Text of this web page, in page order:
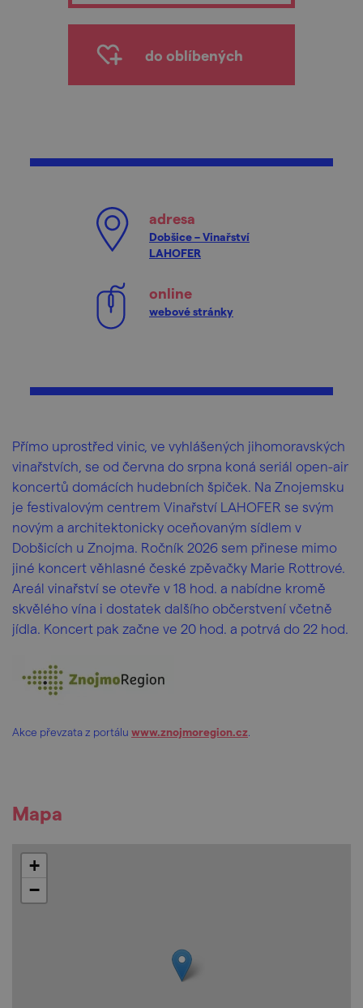
do oblíbených
adresa
Dobšice – Vinařství
LAHOFER
online
webové stránky
Přímo uprostřed vinic, ve vyhlášených jihomoravských
vinařstvích, se od června do srpna koná seriál open-air
koncertů domácích hudebních špiček. Na Znojemsku
je festivalovým centrem Vinařství LAHOFER se svým
novým a architektonicky oceňovaným sídlem v
Dobšicích u Znojma. Ročník 2026 sem přinese mimo
jiné koncert věhlasné české zpěvačky Marie Rottrové.
Areál vinařství se otevře v 18 hod. a nabídne kromě
skvělého vína i dostatek dalšího občerstvení včetně
jídla. Koncert pak začne ve 20 hod. a potrvá do 22 hod.
Akce převzata z portálu www.znojmoregion.cz
Mapa
+
−